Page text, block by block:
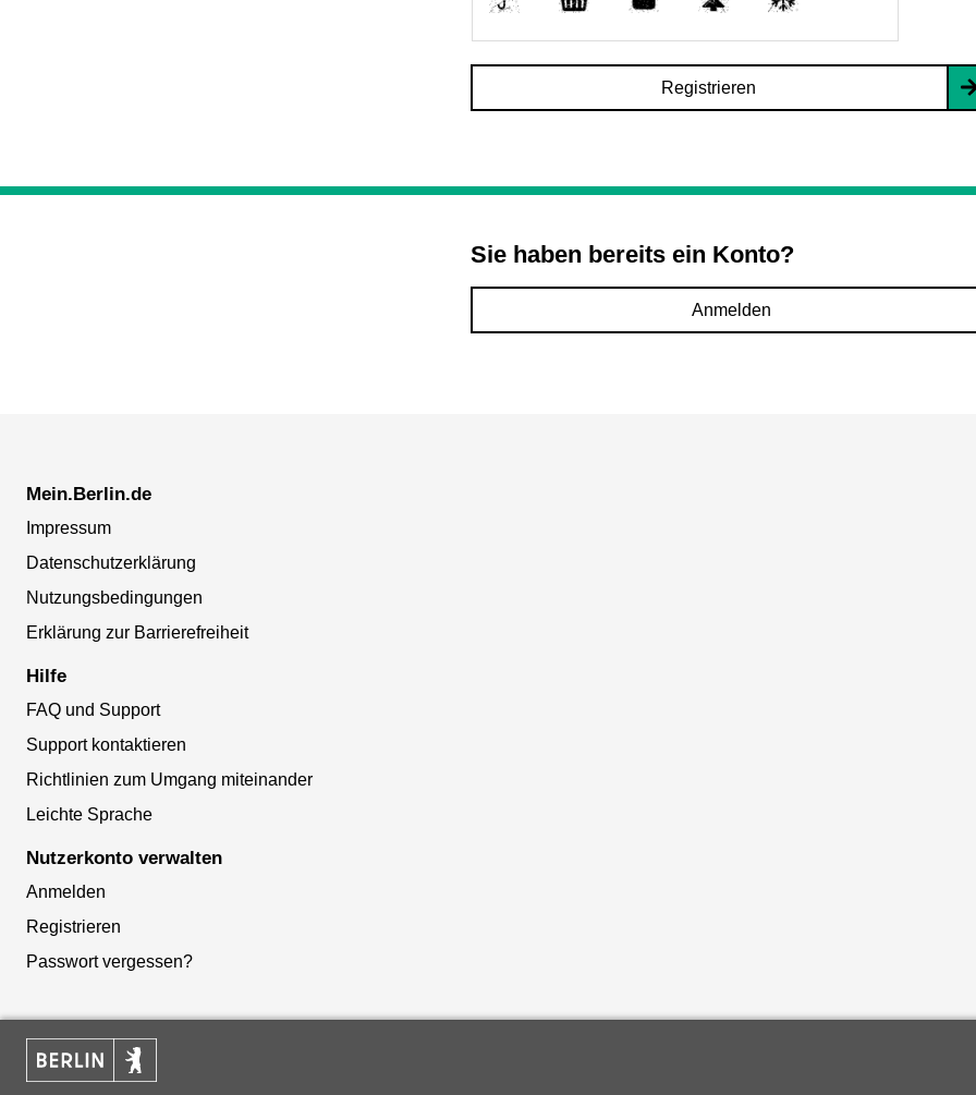
Registrieren
Sie haben bereits ein Konto?
Anmelden
Mein.Berlin.de
Impressum
Datenschutzerklärung
Nutzungsbedingungen
Erklärung zur Barrierefreiheit
Hilfe
FAQ und Support
Support kontaktieren
Richtlinien zum Umgang miteinander
Leichte Sprache
Nutzerkonto verwalten
Anmelden
Registrieren
Passwort vergessen?